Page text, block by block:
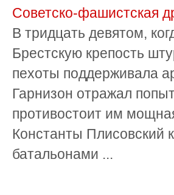
Советско-фашистская
В тридцать девятом,
Брестскую крепость
пехоты поддерживала
Гарнизон отражал
противостоит им
Константы Плисовский
батальонами ...